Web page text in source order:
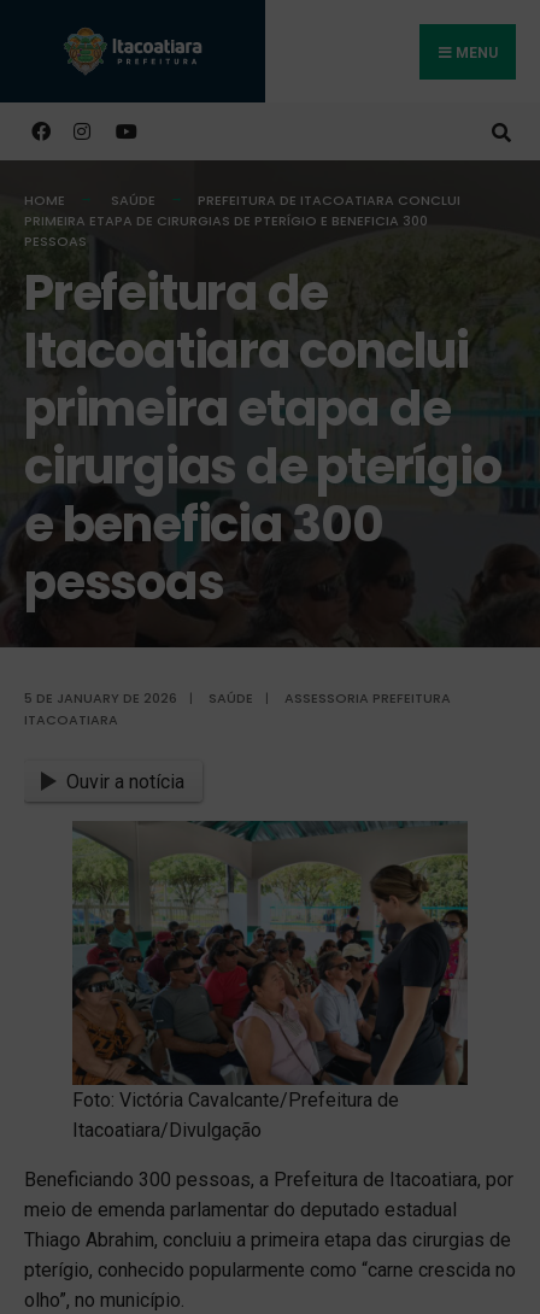
MENU
HOME SAÚDE
PREFEITURA DE ITACOATIARA CONCLUI
PRIMEIRA ETAPA DE CIRURGIAS DE PTERÍGIO E BENEFICIA 300
PESSOAS
Prefeitura de
Itacoatiara conclui
primeira etapa de
cirurgias de pterígio
e beneficia 300
pessoas
5 DE JANUARY DE 2026 | SAÚDE |
ASSESSORIA PREFEITURA
ITACOATIARA
Ouvir a notícia
Foto: Victória Cavalcante/Prefeitura de
Itacoatiara/Divulgação
Beneficiando 300 pessoas, a Prefeitura de Itacoatiara, por
meio de emenda parlamentar do deputado estadual
Thiago Abrahim, concluiu a primeira etapa das cirurgias de
pterígio, conhecido popularmente como “carne crescida no
olho”, no município.
Buscar